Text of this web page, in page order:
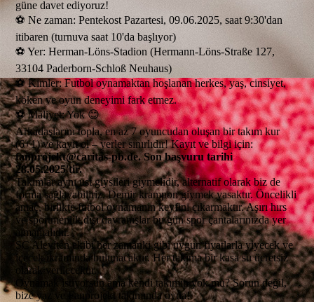
güne davet ediyoruz!
⚽ Ne zaman: Pentekost Pazartesi, 09.06.2025, saat 9:30'dan
itibaren (turnuva saat 10'da başlıyor)
⚽ Yer: Herman-Löns-Stadion (Hermann-Löns-Straße 127,
33104 Paderborn-Schloß Neuhaus)
⚽ Kimler: Futbol oynamaktan hoşlanan herkes, yaş, cinsiyet,
köken ve oyun deneyimi fark etmez.
⚽ Maliyet: Yok 😊
Arkadaşlarını topla, en az 7 oyuncudan oluşan bir takım kur
(6+1) ve kayıt ol – yerler sınırlıdır! Kayıt ve bilgi için:
fanprojekt@caritas-pb.de. Son başvuru tarihi
28.05.2025'tir.
Takımlar aynı üst giysileri giymelidir, alternatif olarak biz de
forma sağlayabiliriz. Demir krampon giymek yasaktır. Öncelikli
amaç, birlikte futbol oynamanın keyfini çıkarmaktır. Aşırı hırs
ve sportmenlik dışı davranışlar bu gün spor çantalarınızda yer
almamalıdır.
SC Aleviten ekibi her zamanki gibi uygun fiyatlarla yiyecek ve
içecek ikramında bulunacaktır. Her takıma bir kasa su ücretsiz
olarak verilecektir.
Oynamak istiyorsun ama kendi takımın yok mu? Sorun değil,
bize yaz ve Fanprojekt takımında oyna!